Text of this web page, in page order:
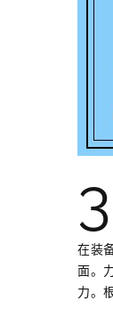
在装
面。
力。